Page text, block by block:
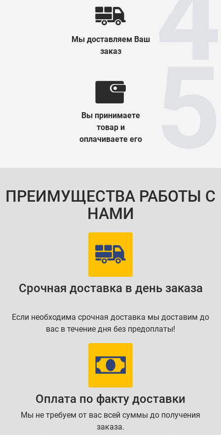
Мы доставляем Ваш
заказ
Вы принимаете
товар и
оплачиваете его
ПРЕИМУЩЕСТВА РАБОТЫ С
НАМИ
Срочная доставка в день заказа
Если необходима срочная доставка мы доставим до
вас в течение дня без предоплаты!
Оплата по факту доставки
Мы не требуем от вас всей суммы до получения
заказа.